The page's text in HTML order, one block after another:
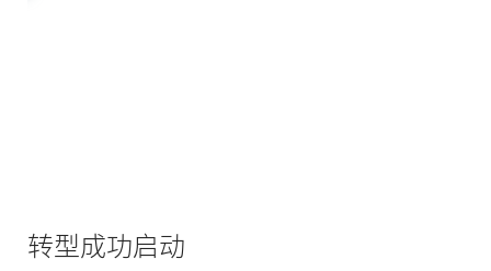
转型成功启动